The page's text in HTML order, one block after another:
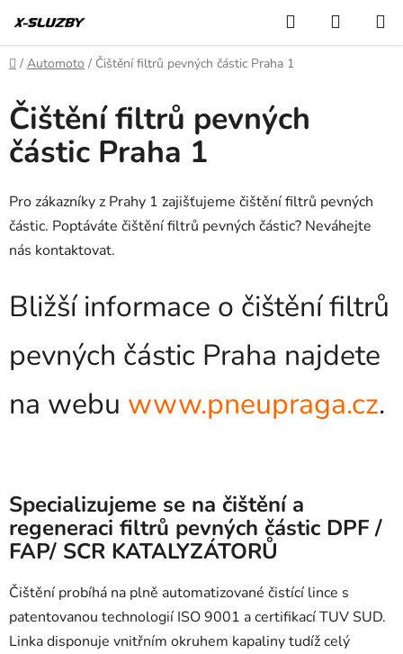
na
obsah
Hledat
KOŠÍK
Domů
/ Automoto / Čištění filtrů pevných částic Praha 1
Čištění filtrů pevných
částic Praha 1
Pro zákazníky z Prahy 1 zajišťujeme čištění filtrů pevných
částic. Poptáváte čištění filtrů pevných částic? Neváhejte
nás kontaktovat.
Bližší informace o čištění filtrů
pevných částic Praha najdete
na webu www.pneupraga.cz.
Specializujeme se na čištění a
regeneraci filtrů pevných částic DPF /
FAP/ SCR KATALYZÁTORŮ
Čištění probíhá na plně automatizované čistící lince s
patentovanou technologií ISO 9001 a certifikací TUV SUD.
Linka disponuje vnitřním okruhem kapaliny tudíž celý